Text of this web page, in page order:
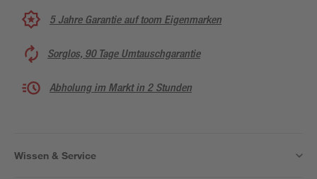
5 Jahre Garantie auf toom Eigenmarken
Sorglos, 90 Tage Umtauschgarantie
Abholung im Markt in 2 Stunden
Wissen & Service